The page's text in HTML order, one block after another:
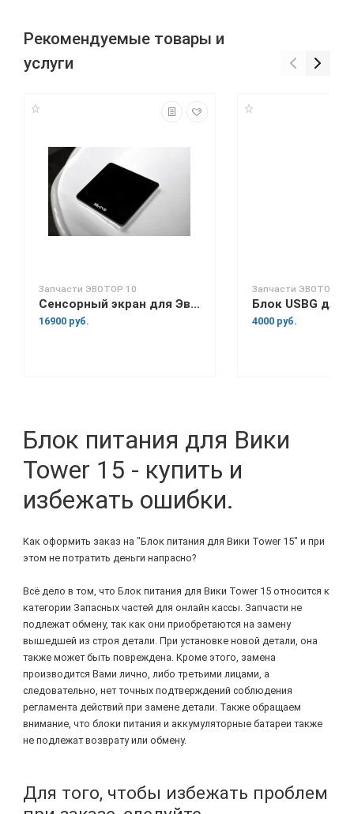
Рекомендуемые товары и
услуги
Запчасти ЭВОТОР 10
Сенсорный экран для Эвотор 10
16900 руб.
Запчасти ЭВОТОР 7.2
4000 руб.
Блок питания для Вики
Tower 15 - купить и
избежать ошибки.
Как оформить заказ на "Блок питания для Вики Tower 15" и при
этом не потратить деньги напрасно?
Всё дело в том, что Блок питания для Вики Tower 15 относится к
категории Запасных частей для онлайн кассы. Запчасти не
подлежат обмену, так как они приобретаются на замену
вышедшей из строя детали. При установке новой детали, она
также может быть повреждена. Кроме этого, замена
производится Вами лично, либо третьими лицами, а
следовательно, нет точных подтверждений соблюдения
регламента действий при замене детали. Также обращаем
внимание, что блоки питания и аккумуляторные батареи также
не подлежат возврату или обмену.
Для того, чтобы избежать проблем